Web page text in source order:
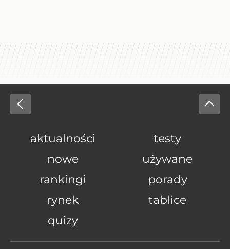
aktualności
testy
nowe
używane
rankingi
porady
rynek
tablice
quizy